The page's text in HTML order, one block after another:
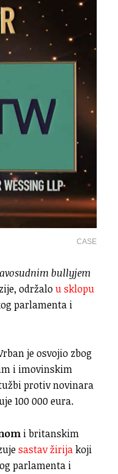
CASE
bullyjem
održalou sklopu
parlamenta i
je osvojio zbog
i imovinskim
protiv novinara
100 000 eura.
i britanskim
sastav žirijakoji
parlamenta i